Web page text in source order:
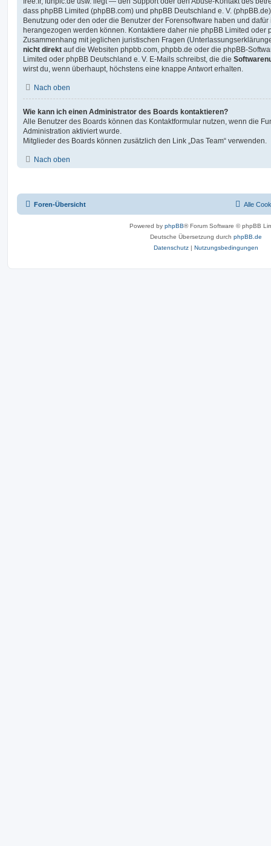
dass phpBB Limited (phpBB.com) und phpBB Deutschland e. V.
Benutzung oder den oder die Benutzer der Forensoftware haben und
herangezogen werden können. Kontaktiere daher nie phpBB Limited oder
Zusammenhang mit jeglichen juristischen Fragen
nicht direkt auf die Websiten phpbb.com, phpbb.de oder die phpBB-
Limited oder phpBB Deutschland e. V. E-Mails schreibst, die die
wirst du, wenn überhaupt, höchstens eine knappe Antwort erhalten.
Nach oben
Wie kann ich einen Administrator des Boards kontaktieren?
Alle Benutzer des Boards können das Kontaktformular nutzen, wenn die
Administration aktiviert wurde.
Mitglieder des Boards können zusätzlich den Link „Das Team“ verwenden.
Nach oben
Foren-Übersicht Alle
Powered by phpBB® Forum Software © phpBB
Deutsche Übersetzung durch phpBB.de
Datenschutz | Nutzungsbedingungen